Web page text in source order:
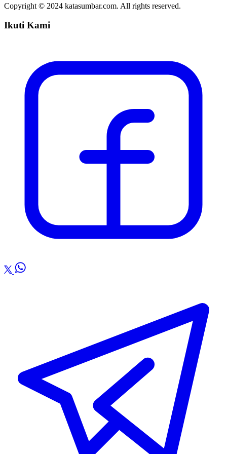
Copyright © 2024 katasumbar.com. All rights reserved.
Ikuti Kami